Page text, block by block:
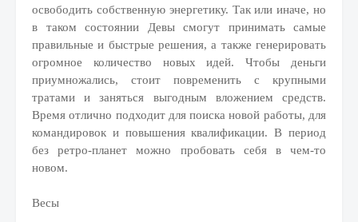
освободить собственную энергетику. Так или иначе, но
в таком состоянии Девы смогут принимать самые
правильные и быстрые решения, а также генерировать
огромное количество новых идей. Чтобы деньги
приумножались, стоит повременить с крупными
тратами и заняться выгодным вложением средств.
Время отлично подходит для поиска новой работы, для
командировок и повышения квалификации. В период
без ретро-планет можно пробовать себя в чем-то
новом.
Весы